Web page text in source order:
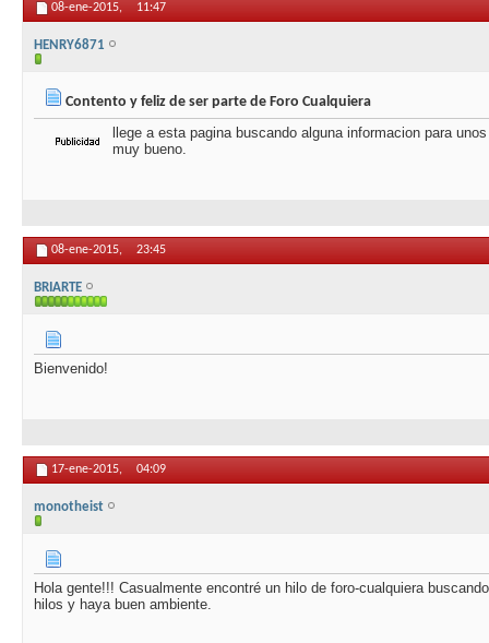
08-ene-2015, 11:47
HENRY6871
Contento y feliz de ser parte de Foro Cualquiera
llege a esta pagina buscando alguna informacion para
muy bueno.
08-ene-2015, 23:45
BRIARTE
Bienvenido!
17-ene-2015, 04:09
monotheist
Hola gente!!! Casualmente encontré un hilo de foro-cualquiera
hilos y haya buen ambiente.